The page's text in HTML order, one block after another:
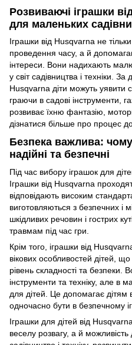
Розвиваючі іграшки
для маленьких
Іграшки від Husqvarna не
проведення часу, а й
інтереси. Вони надихають
у світ садівництва і техніки.
Husqvarna діти можуть уявити
граючи в садові інструменти,
розвиває їхню фантазію,
дізнатися більше про процес
Безпека важлива:
надійні та безпечні
Під час вибору іграшок для
Іграшки від Husqvarna
відповідають високим
виготовляються з безпечних і
шкідливих речовин і гострих
травмам під час гри.
Крім того, іграшки від
вікових особливостей дітей,
рівень складності та безпеки.
інструменти та техніку, але в
для дітей. Це допомагає дітям
одночасно бути в безпечному
Іграшки для дітей від
веселу розвагу, а й